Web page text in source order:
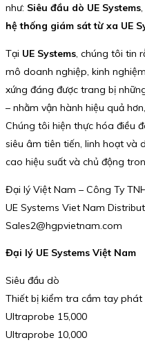
như: Siêu đầu dò UE Systems
hệ thống giám sát từ xa UE
Tại UE Systems , chúng tôi tin
mô doanh nghiệp, kinh
xứng đáng được trang bị
– nhằm vận hành hiệu quả
Chúng tôi hiện thực hóa điều
siêu âm tiên tiến, linh hoạt và
cao hiệu suất và chủ động
Đại lý Việt Nam – Công Ty
UE Systems Viet Nam
Sales2@hgpvietnam.com
Đại lý UE Systems Việt Nam
Siêu đầu dò
Thiết bị kiểm tra cầm tay phát
Ultraprobe 15,000
Ultraprobe 10,000